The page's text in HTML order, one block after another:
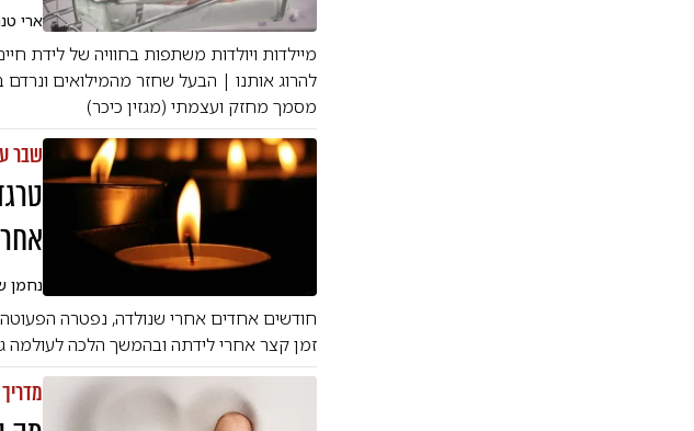
ארי
מיילדות ויולדות משתפות בחוויה של לידת
להרוג אותנו | הבעל שחזר מהמילואים
מסמך מחזק ועצמתי (מגזין כיכר)
שבר
נחמן
חודשים אחדים אחרי שנולדה, נפטרה
זמן קצר אחרי לידתה ובהמשך הלכה לעולמה